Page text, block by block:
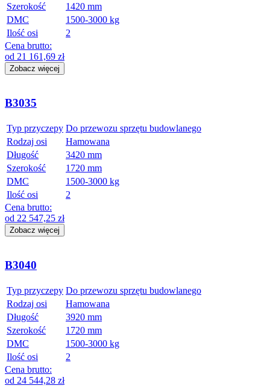
Szerokość
1420 mm
DMC
1500-3000 kg
Ilość osi
2
Cena brutto:
od 21 161,69 zł
Zobacz więcej
B3035
Typ przyczepy Do przewozu sprzętu budowlanego
Rodzaj osi
Hamowana
Długość
3420 mm
Szerokość
1720 mm
DMC
1500-3000 kg
Ilość osi
2
Cena brutto:
od 22 547,25 zł
Zobacz więcej
B3040
Typ przyczepy Do przewozu sprzętu budowlanego
Rodzaj osi
Hamowana
Długość
3920 mm
Szerokość
1720 mm
DMC
1500-3000 kg
Ilość osi
2
Cena brutto:
od 24 544,28 zł